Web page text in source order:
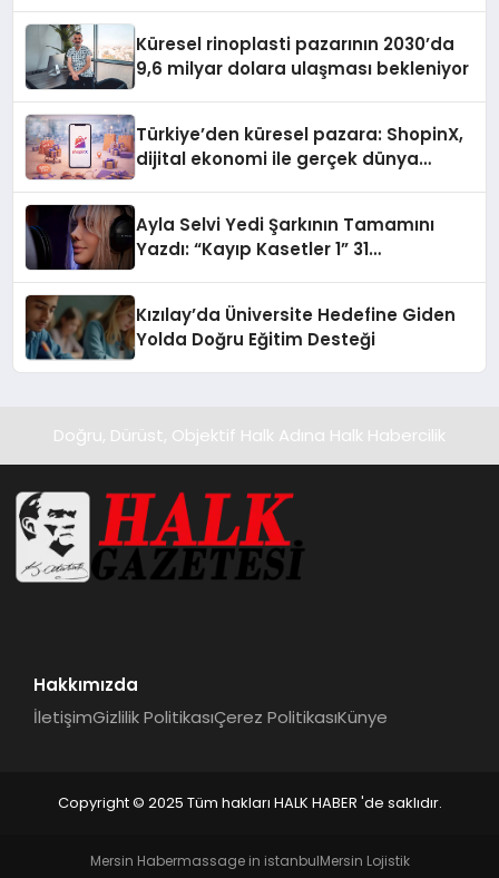
Küresel rinoplasti pazarının 2030’da
9,6 milyar dolara ulaşması bekleniyor
Türkiye’den küresel pazara: ShopinX,
dijital ekonomi ile gerçek dünya
Ayla Selvi Yedi Şarkının Tamamını
Yazdı: “Kayıp Kasetler 1” 31
Kızılay’da Üniversite Hedefine Giden
Yolda Doğru Eğitim Desteği
Doğru, Dürüst, Objektif Halk Adına Halk Habercilik
Hakkımızda
İletişimGizlilik PolitikasıÇerez PolitikasıKünye
Copyright © 2025 Tüm hakları HALK HABER 'de saklıdır.
Mersin Habermassage in istanbulMersin Lojistik